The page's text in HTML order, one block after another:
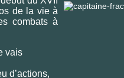
de la vie à
combats à
vais
d’actions,